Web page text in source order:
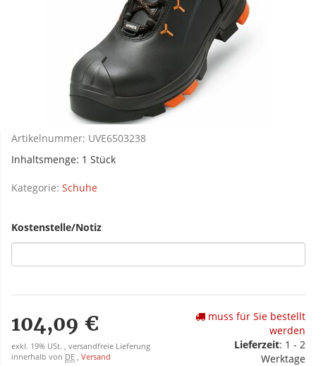
Artikelnummer: UVE6503238
Inhaltsmenge: 1 Stück
Kategorie: Schuhe
Kostenstelle/Notiz
104,09 €
exkl. 19% USt. , versandfreie Lieferung
innerhalb von DE , Versand
muss für Sie bestellt
werden
Lieferzeit: 1 - 2
Werktage